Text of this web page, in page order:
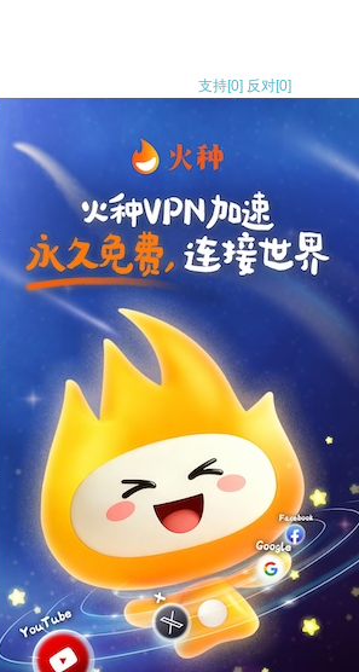
支持[0] 反对[0]
支持[0] 反对
支持
反对 [0]
支持[0] 反对[0]